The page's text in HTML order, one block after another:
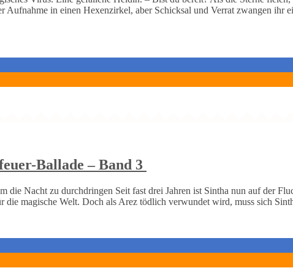
Aufnahme in einen Hexenzirkel, aber Schicksal und Verrat zwangen ihr
Ballade – Band 3
Nacht zu durchdringen Seit fast drei Jahren ist Sintha nun auf der
magische Welt. Doch als Arez tödlich verwundet wird, muss sich